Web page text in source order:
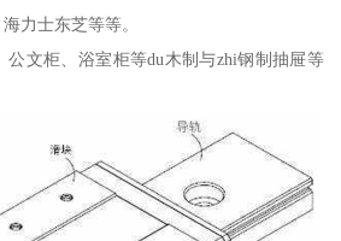
力士东芝等等。
公文柜、浴室柜等du木制与zhi钢制抽屉等